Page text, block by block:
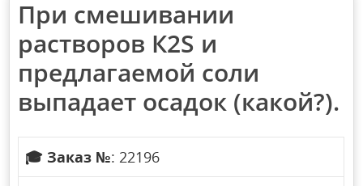
При смешивании
растворов К2S и
предлагаемой соли
выпадает осадок (какой?).
🎓 Заказ №: 22196